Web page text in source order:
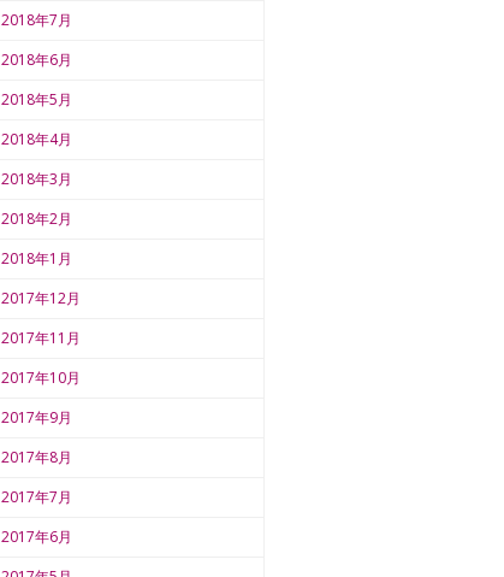
2018年7月
2018年6月
2018年5月
2018年4月
2018年3月
2018年2月
2018年1月
2017年12月
2017年11月
2017年10月
2017年9月
2017年8月
2017年7月
2017年6月